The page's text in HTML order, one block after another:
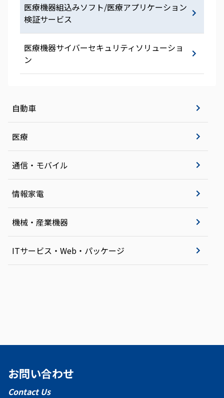
医療機器組込みソフト/医療アプリケーション
検証サービス
医療機器サイバーセキュリティソリューショ
ン
自動車
医療
通信・モバイル
情報家電
機械・産業機器
ITサービス・Web・パッケージ
お問い合わせ
Contact Us